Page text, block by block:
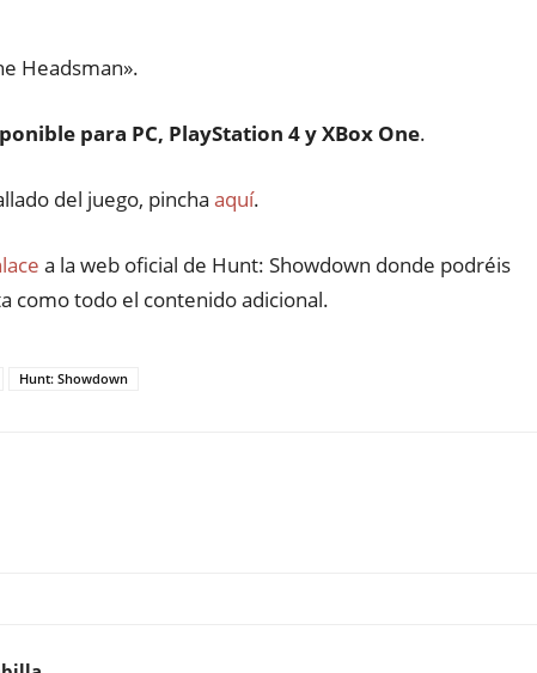
Headsman».
para PC, PlayStation 4 y XBox One.
del juego, pincha aquí.
a la web oficial de Hunt: Showdown donde podréis
como todo el contenido adicional.
Hunt: Showdown